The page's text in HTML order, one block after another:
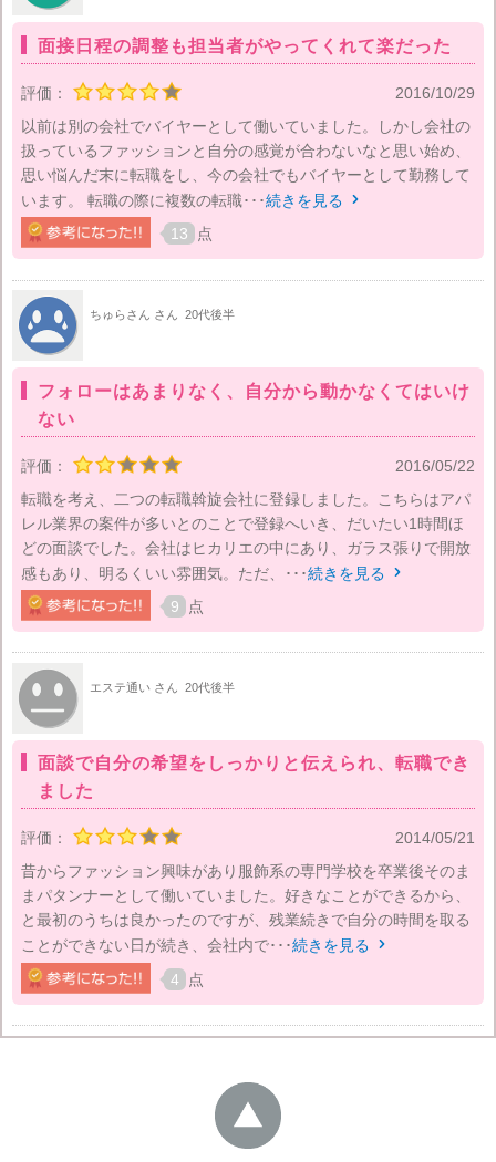
面接日程の調整も担当者がやってくれて楽だった
評価：
2016/10/29
以前は別の会社でバイヤーとして働いていました。しかし会社の
扱っているファッションと自分の感覚が合わないなと思い始め、
思い悩んだ末に転職をし、今の会社でもバイヤーとして勤務して
います。 転職の際に複数の転職･･･続きを見る 
13 点
ちゅらさん さん 20代後半
フォローはあまりなく、自分から動かなくてはいけ
ない
評価：
2016/05/22
転職を考え、二つの転職斡旋会社に登録しました。こちらはアパ
レル業界の案件が多いとのことで登録へいき、だいたい1時間ほ
どの面談でした。会社はヒカリエの中にあり、ガラス張りで開放
感もあり、明るくいい雰囲気。ただ、･･･続きを見る 
9 点
エステ通い さん 20代後半
面談で自分の希望をしっかりと伝えられ、転職でき
ました
評価：
2014/05/21
昔からファッション興味があり服飾系の専門学校を卒業後そのま
まパタンナーとして働いていました。好きなことができるから、
と最初のうちは良かったのですが、残業続きで自分の時間を取る
ことができない日が続き、会社内で･･･続きを見る 
4 点